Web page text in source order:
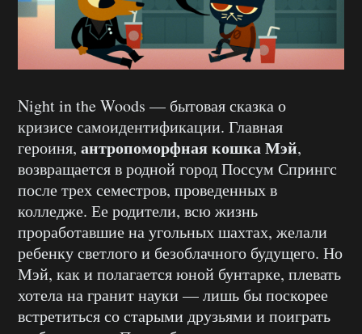
Night in the Woods — бытовая сказка о
кризисе самоидентификации. Главная
героиня, антропоморфная кошка Мэй,
возвращается в родной город Поссум Спрингс
после трех семестров, проведенных в
колледже. Ее родители, всю жизнь
проработавшие на угольных шахтах, желали
ребенку светлого и безоблачного будущего. Но
Мэй, как и полагается юной бунтарке, плевать
хотела на гранит науки — лишь бы поскорее
встретиться со старыми друзьями и поиграть